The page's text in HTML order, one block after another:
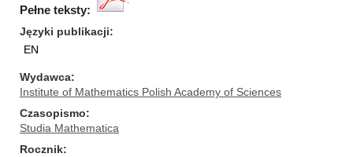
Pełne teksty:
Języki publikacji
EN
Wydawca
Institute of Mathematics Polish Academy of Sciences
Czasopismo
Studia Mathematica
Rocznik